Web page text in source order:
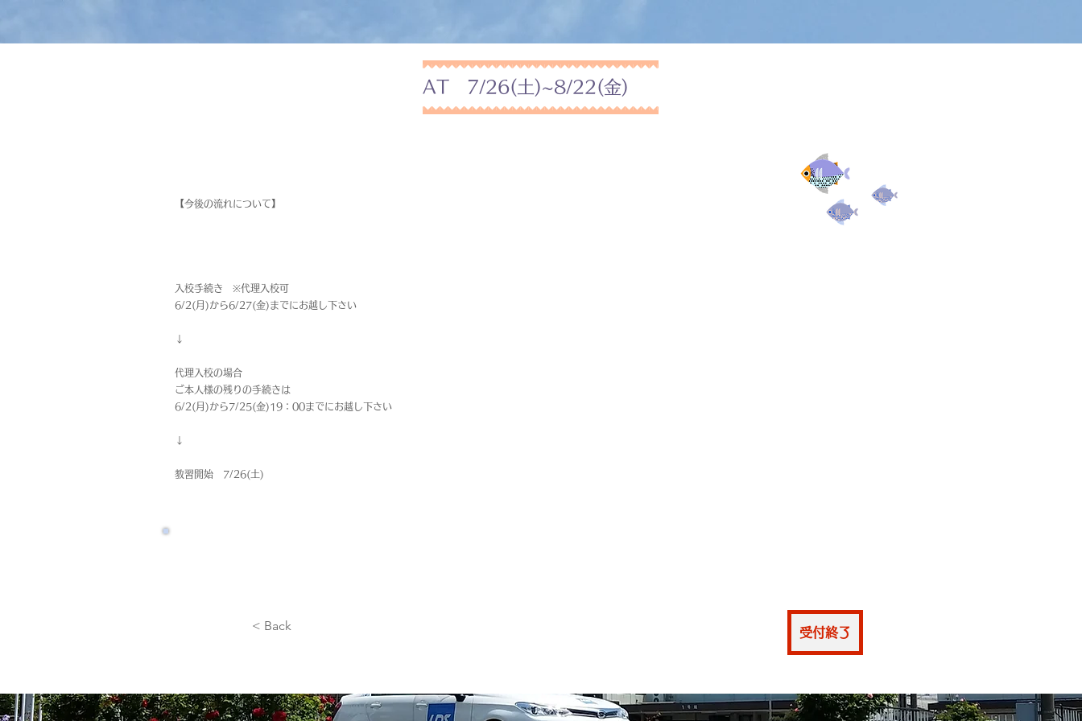
AT 7/26(土)~8/22(金)
【今後の流れについて】
入校手続き ※代理入校可
6/2(月)から6/27(金)までにお越し下さい
↓
代理入校の場合
ご本人様の残りの手続きは
6/2(月)から7/25(金)19：00までにお越し下さい
↓
教習開始 7/26(土)
< Back 仮申込
受付終了